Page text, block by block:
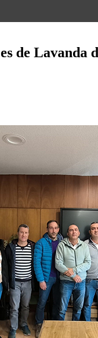
de Lavanda